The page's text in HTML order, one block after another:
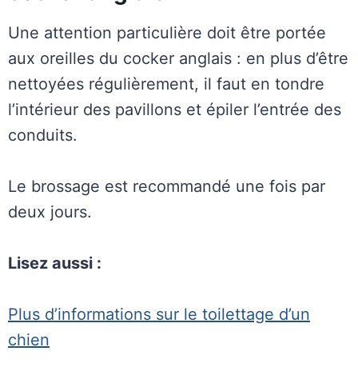
Une attention particulière doit être portée
aux oreilles du cocker anglais : en plus d’être
nettoyées régulièrement, il faut en tondre
l’intérieur des pavillons et épiler l’entrée des
conduits.
Le brossage est recommandé une fois par
deux jours.
Lisez aussi :
Plus d’informations sur le toilettage d’un
chien